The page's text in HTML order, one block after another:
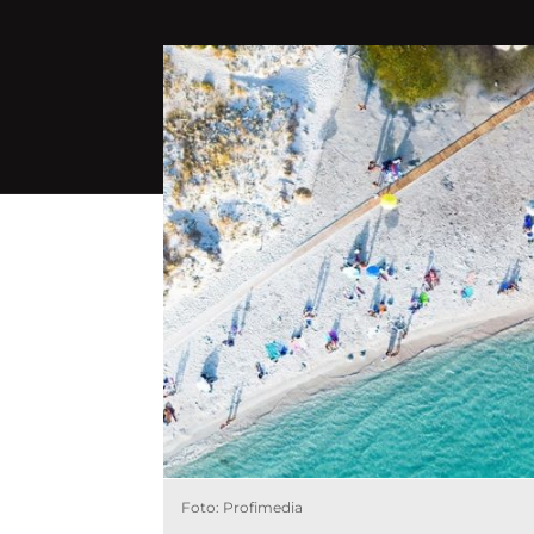
Foto: Profimedia